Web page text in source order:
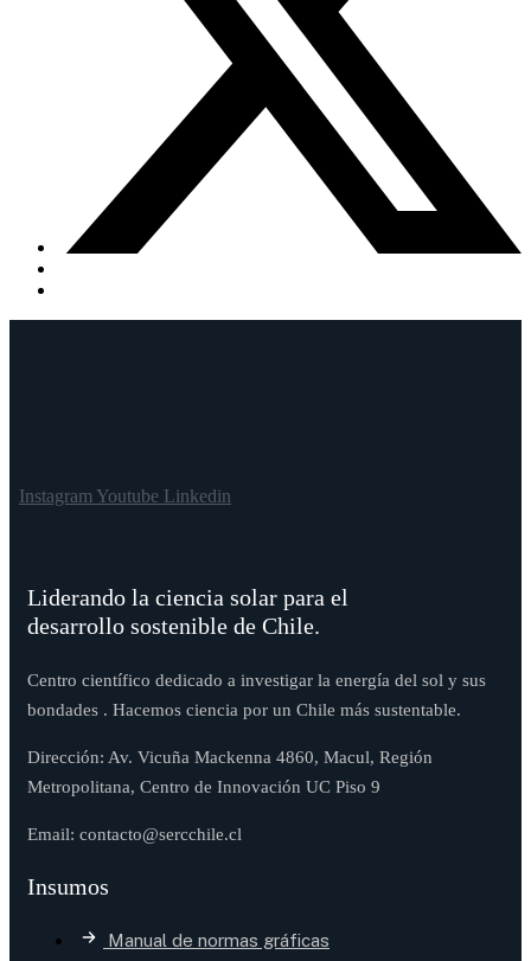
Instagram Youtube Linkedin
Liderando la ciencia solar para el
desarrollo sostenible de Chile.
Centro científico dedicado a investigar la energía del sol y sus
bondades . Hacemos ciencia por un Chile más sustentable.
Dirección: Av. Vicuña Mackenna 4860, Macul, Región
Metropolitana, Centro de Innovación UC Piso 9
Email: contacto@sercchile.cl
Insumos
Manual de normas gráficas